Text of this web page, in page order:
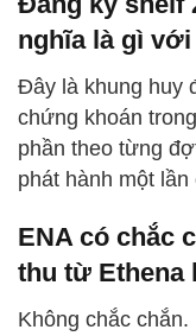
nghĩa là gì
Đây là khung huy
chứng khoán
phần theo từng
phát hành một
ENA có chắc
thu từ Ethena
Không chắc